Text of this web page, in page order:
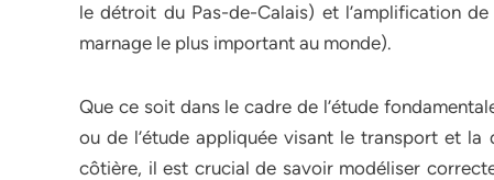
le détroit du Pas-de-Calais) et l’amplification
marnage le plus important au monde).
Que ce soit dans le cadre de l’étude
ou de l’étude appliquée visant le transport et la
côtière, il est crucial de savoir modéliser